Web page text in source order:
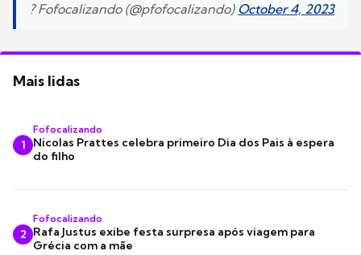
? Fofocalizando (@pfofocalizando) October 4, 2023
Mais lidas
1
Fofocalizando
Nicolas Prattes celebra primeiro Dia dos Pais à espera
do filho
2
Fofocalizando
Rafa Justus exibe festa surpresa após viagem para
Grécia com a mãe